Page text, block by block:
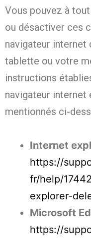
Vous pouvez à
ou désactiver ces
navigateur
tablette ou votre
instructions
navigateur internet
mentionnés ci-
Internet
https://
fr/help/
explorer-
Microsoft
https://